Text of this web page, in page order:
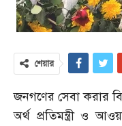
শেয়ার
জনগণের সেবা করার
অর্থ প্রতিমন্ত্রী ও